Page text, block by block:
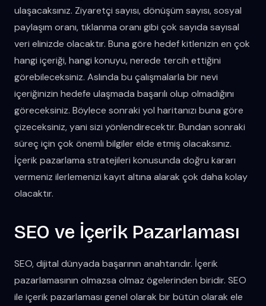
ulaşacaksınız. Ziyaretçi sayısı, dönüşüm sayısı, sosyal
paylaşım oranı, tıklanma oranı gibi çok sayıda sayısal
veri elinizde olacaktır. Buna göre hedef kitlenizin en çok
hangi içeriği, hangi konuyu, nerede tercih ettiğini
görebileceksiniz. Aslında bu çalışmalarla bir nevi
içeriğinizin hedefe ulaşmada başarılı olup olmadığını
göreceksiniz. Böylece sonraki yol haritanızı buna göre
çizeceksiniz, yani sizi yönlendirecektir. Bundan sonraki
süreç için çok önemli bilgiler elde etmiş olacaksınız.
İçerik pazarlama stratejileri konusunda doğru kararı
vermeniz ilerlemenizi kayıt altına alarak çok daha kolay
olacaktır.
SEO ve İçerik Pazarlaması
SEO, dijital dünyada başarının anahtarıdır. İçerik
pazarlamasının olmazsa olmaz ögelerinden biridir. SEO
ile içerik pazarlaması genel olarak bir bütün olarak ele